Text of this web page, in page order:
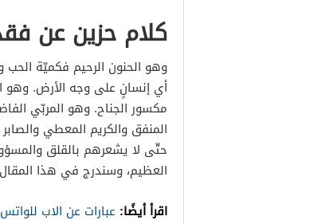
كلام حزين عن
وهو الحنون الرحيم فكميّة الحب
أي إنسانٍ على وجه الأرض. وهو
مكسور الجناح. وهو المربّي
المنفق والكريم المعطي
حتّى لا يشعرهم بالقلق
العظيم، وسندرج في هذا
اقرأ أيضًا: عبارات عن الاب